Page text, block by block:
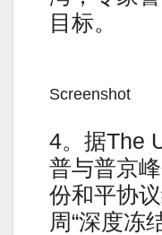
目标。
Screenshot
4。据The
普与普京
份和平协
周“深度冻